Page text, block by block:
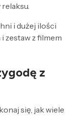
i dużej ilości
zestaw z filmem
z
się, jak wiele